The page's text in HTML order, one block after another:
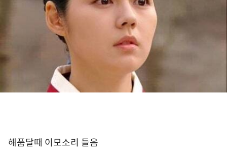
해품달때 이모소리 들음